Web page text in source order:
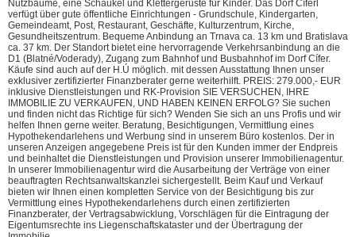
Nutzbäume, eine Schaukel und Klettergerüste für Kinder. Das Dorf Cíferl
verfügt über gute öffentliche Einrichtungen - Grundschule, Kindergarten,
Gemeindeamt, Post, Restaurant, Geschäfte, Kulturzentrum, Kirche,
Gesundheitszentrum. Bequeme Anbindung an Trnava ca. 13 km und Bratislava
ca. 37 km. Der Standort bietet eine hervorragende Verkehrsanbindung an die
D1 (Blatné/Voderady), Zugang zum Bahnhof und Busbahnhof im Dorf Cífer.
Käufe sind auch auf der H.Ú möglich. mit dessen Ausstattung Ihnen unser
exklusiver zertifizierter Finanzberater gerne weiterhilft. PREIS: 279.000,- EUR
inklusive Dienstleistungen und RK-Provision SIE VERSUCHEN, IHRE
IMMOBILIE ZU VERKAUFEN, UND HABEN KEINEN ERFOLG? Sie suchen
und finden nicht das Richtige für sich? Wenden Sie sich an uns Profis und wir
helfen Ihnen gerne weiter. Beratung, Besichtigungen, Vermittlung eines
Hypothekendarlehens und Werbung sind in unserem Büro kostenlos. Der in
unseren Anzeigen angegebene Preis ist für den Kunden immer der Endpreis
und beinhaltet die Dienstleistungen und Provision unserer Immobilienagentur.
In unserer Immobilienagentur wird die Ausarbeitung der Verträge von einer
beauftragten Rechtsanwaltskanzlei sichergestellt. Beim Kauf und Verkauf
bieten wir Ihnen einen kompletten Service von der Besichtigung bis zur
Vermittlung eines Hypothekendarlehens durch einen zertifizierten
Finanzberater, der Vertragsabwicklung, Vorschlägen für die Eintragung der
Eigentumsrechte ins Liegenschaftskataster und der Übertragung der